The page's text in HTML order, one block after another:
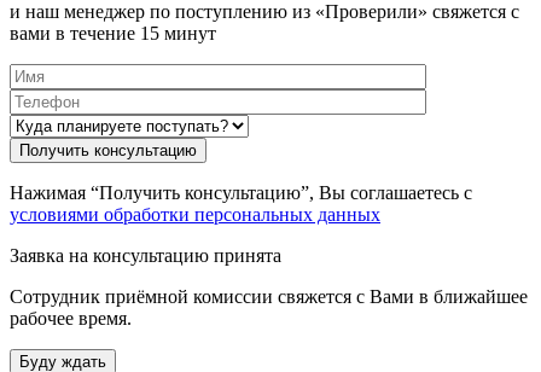
и наш менеджер по поступлению из «Проверили» свяжется с
вами в течение 15 минут
Нажимая “Получить консультацию”, Вы соглашаетесь с
условиями обработки персональных данных
Заявка на консультацию принята
Сотрудник приёмной комиссии свяжется с Вами в ближайшее
рабочее время.
Буду ждать